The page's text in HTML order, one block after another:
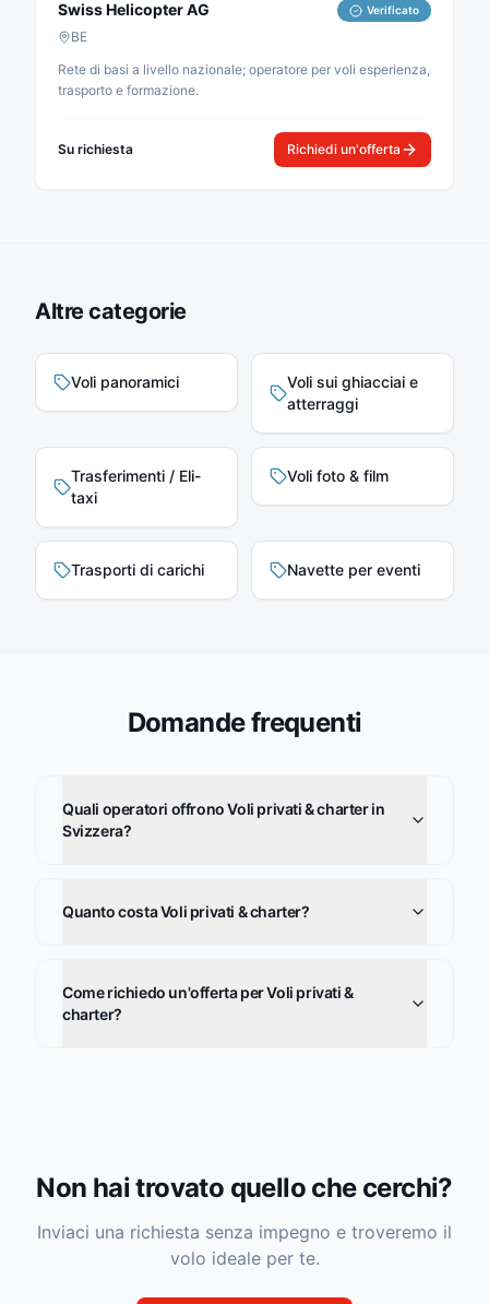
Swiss Helicopter AG Verificato
BE
Rete di basi a livello nazionale; operatore per voli esperienza,
trasporto e formazione.
Su richiesta Richiedi un'offerta
Altre categorie
Voli panoramici
Voli sui ghiacciai e
atterraggi
Trasferimenti / Eli-
taxi
Voli foto & film
Trasporti di carichi Navette per eventi
Domande frequenti
Quali operatori offrono Voli privati & charter in
Svizzera?
Quanto costa Voli privati & charter?
Come richiedo un'offerta per Voli privati &
charter?
Non hai trovato quello che cerchi?
Inviaci una richiesta senza impegno e troveremo il
volo ideale per te.